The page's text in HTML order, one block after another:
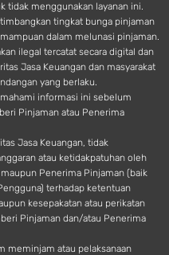
tidak menggunakan layanan ini.
tingkat bunga pinjaman
dalam melunasi pinjaman.
ilegal tercatat secara digital dan
Jasa Keuangan dan masyarakat
yang berlaku.
informasi ini sebelum
Pinjaman atau Penerima
Jasa Keuangan, tidak
atau ketidakpatuhan oleh
Penerima Pinjaman (baik
terhadap ketentuan
kesepakatan atau perikatan
Pinjaman dan/atau Penerima
meminjam atau pelaksanaan